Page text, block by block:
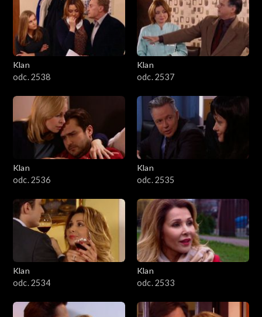
Klan
odc. 2538
Klan
odc. 2537
Klan
odc. 2536
Klan
odc. 2535
Klan
odc. 2534
Klan
odc. 2533